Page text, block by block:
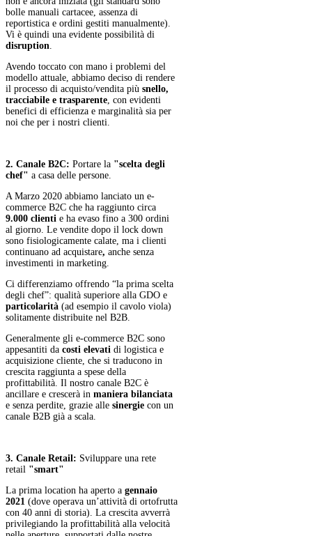
bolle manuali cartacee, assenza di
reportistica e ordini gestiti manualmente).
Vi è quindi una evidente possibilità di
disruption.
Avendo toccato con mano i problemi del
modello attuale, abbiamo deciso di rendere
il processo di acquisto/vendita più snello,
tracciabile e trasparente, con evidenti
benefici di efficienza e marginalità sia per
noi che per i nostri clienti.
2. Canale B2C: Portare la "scelta degli
chef" a casa delle persone.
A Marzo 2020 abbiamo lanciato un e-
commerce B2C che ha raggiunto circa
9.000 clienti e ha evaso fino a 300 ordini
al giorno. Le vendite dopo il lock down
sono fisiologicamente calate, ma i clienti
continuano ad acquistare, anche senza
investimenti in marketing.
Ci differenziamo offrendo “la prima scelta
degli chef”: qualità superiore alla GDO e
particolarità (ad esempio il cavolo viola)
solitamente distribuite nel B2B.
Generalmente gli e-commerce B2C sono
appesantiti da costi elevati di logistica e
acquisizione cliente, che si traducono in
crescita raggiunta a spese della
profittabilità. Il nostro canale B2C è
ancillare e crescerà in maniera bilanciata
e senza perdite, grazie alle sinergie con un
canale B2B già a scala.
3. Canale Retail: Sviluppare una rete
retail "smart"
La prima location ha aperto a gennaio
2021 (dove operava un’attività di ortofrutta
con 40 anni di storia). La crescita avverrà
privilegiando la profittabilità alla velocità